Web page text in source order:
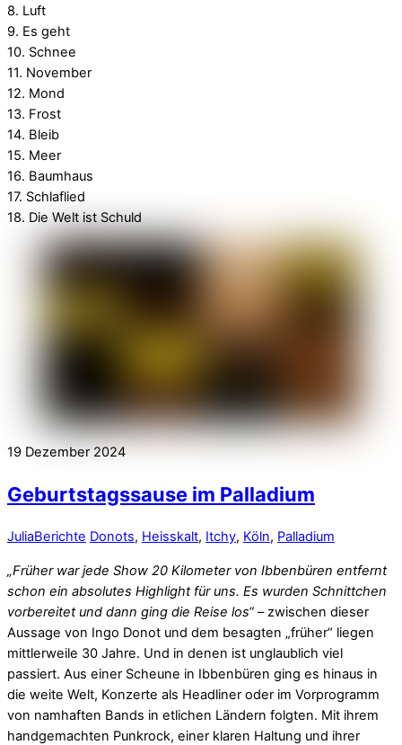
8. Luft
9. Es geht
10. Schnee
11. November
12. Mond
13. Frost
14. Bleib
15. Meer
16. Baumhaus
17. Schlaflied
18. Die Welt ist Schuld
19 Dezember 2024
Geburtstagssause im Palladium
JuliaBerichte Donots, Heisskalt, Itchy, Köln, Palladium
„Früher war jede Show 20 Kilometer von Ibbenbüren entfernt
schon ein absolutes Highlight für uns. Es wurden Schnittchen
vorbereitet und dann ging die Reise los“– zwischen dieser
Aussage von Ingo Donot und dem besagten „früher“ liegen
mittlerweile 30 Jahre. Und in denen ist unglaublich viel
passiert. Aus einer Scheune in Ibbenbüren ging es hinaus in
die weite Welt, Konzerte als Headliner oder im Vorprogramm
von namhaften Bands in etlichen Ländern folgten. Mit ihrem
handgemachten Punkrock, einer klaren Haltung und ihrer